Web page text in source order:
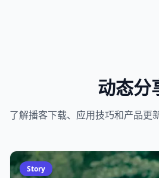
动态分
了解播客下载、应用技巧和产品更
Story